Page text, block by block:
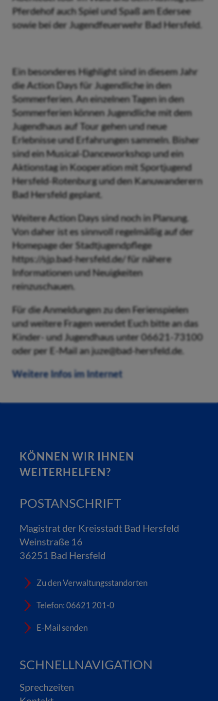
Pferdehof auch Spiel und Spaß am Edersee
sowie bei der Jugendfeuerwehr Bad Hersfeld.
Ein besonderes Highlight sind in diesem Jahr
die Action Days für Jugendliche in den
Sommerferien. An einzelnen Tagen in den
Sommerferien können Jugendliche mit dem
Jugendhaus auf Tour gehen und neue
Erlebnisse und Erfahrungen sammeln. Bisher
sind ein Musical-Danceworkshop und ein
Aktionstag in Kooperation mit Sportjugend
Hersfeld-Rotenburg und den Kanuwanderern
Bad Hersfeld geplant.
Weitere Action Days sind noch in Planung.
Von daher ist es sinnvoll regelmäßig auf der
Homepage der Stadtjugendpflege
https://sjp.bad-hersfeld.de/ für nähere
Informationen und Neuigkeiten
reinzuschauen.
Für die Anmeldungen zu den Ferienspielen
und weitere Fragen wendet Euch bitte an das
Kinder- und Jugendhaus unter 06621-73100
oder per E-Mail an juze@bad-hersfeld.de.
Weitere Infos im Internet
KÖNNEN WIR IHNEN
WEITERHELFEN?
POSTANSCHRIFT
Magistrat der Kreisstadt Bad Hersfeld
Weinstraße 16
36251 Bad Hersfeld
Zu den Verwaltungsstandorten
Telefon: 06621 201-0
E-Mail senden
SCHNELLNAVIGATION
Sprechzeiten